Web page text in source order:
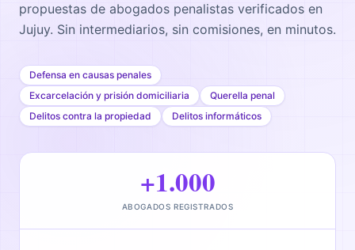
propuestas de abogados penalistas verificados en
Jujuy. Sin intermediarios, sin comisiones, en minutos.
Defensa en causas penales
Excarcelación y prisión domiciliaria
Querella penal
Delitos contra la propiedad
Delitos informáticos
+1.000
ABOGADOS REGISTRADOS